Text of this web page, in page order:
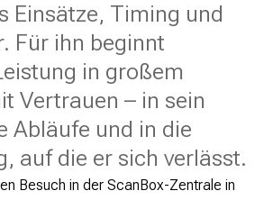
Einsätze, Timing und
Für ihn beginnt
in großem
Vertrauen – in sein
Abläufe und in die
auf die er sich verlässt.
Besuch in der ScanBox-Zentrale in